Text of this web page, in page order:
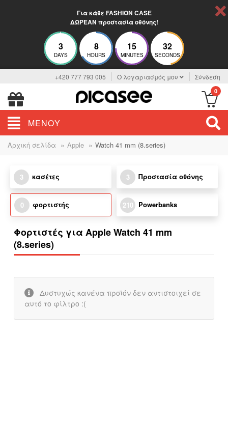
Για κάθε FASHION CASE
ΔΩΡΕΑΝ προστασία οθόνης!
3
DAYS
8
HOURS
15
MINUTES
32
SECONDS
+420 777 793 005 Ο λογαριασμός μου Σύνδεση
0
ΜΕΝΟΎ
Αρχική σελίδα » Apple » Watch 41 mm (8.series)
3 κασέτες 3 Προστασία οθόνης
0 φορτιστής 210 Powerbanks
Φορτιστές για Apple Watch 41 mm
(8.series)
Δυστυχώς κανένα προϊόν δεν αντιστοιχεί σε
αυτό το φίλτρο :(